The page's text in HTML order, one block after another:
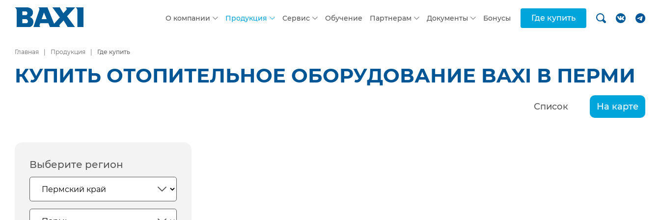
О компании Продукция Сервис Обучение Партнерам Документы Бонусы Где купить
Главная Продукция Где купить
КУПИТЬ ОТОПИТЕЛЬНОЕ ОБОРУДОВАНИЕ BAXI В ПЕРМИ
Список На карте
Выберите регион